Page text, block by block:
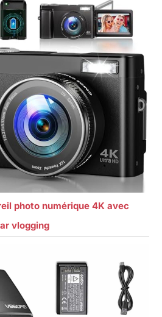
photo numérique 4K avec
vlogging